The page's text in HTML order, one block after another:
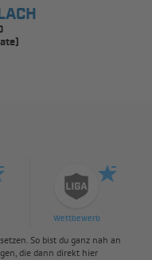
Wettbewerb
So bist du ganz nah an
die dann direkt hier